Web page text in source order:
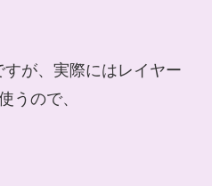
が、 実際にはレイヤー
う ので、